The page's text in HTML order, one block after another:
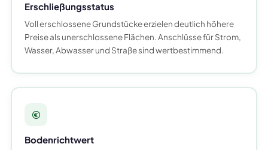
Erschließungsstatus
Voll erschlossene Grundstücke erzielen deutlich höhere
Preise als unerschlossene Flächen. Anschlüsse für Strom,
Wasser, Abwasser und Straße sind wertbestimmend.
Bodenrichtwert